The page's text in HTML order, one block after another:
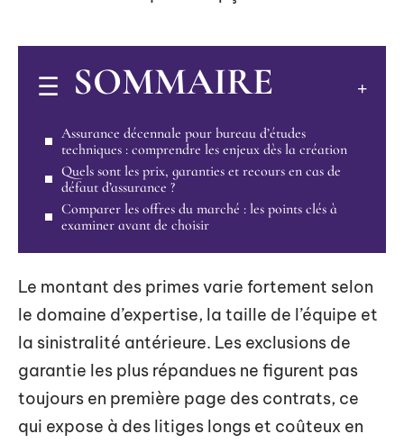
SOMMAIRE
Assurance décennale pour bureau d’études
techniques : comprendre les enjeux dès la création
Quels sont les prix, garanties et recours en cas de
défaut d’assurance ?
Comparer les offres du marché : les points clés à
examiner avant de choisir
Le montant des primes varie fortement selon
le domaine d’expertise, la taille de l’équipe et
la sinistralité antérieure. Les exclusions de
garantie les plus répandues ne figurent pas
toujours en première page des contrats, ce
qui expose à des litiges longs et coûteux en